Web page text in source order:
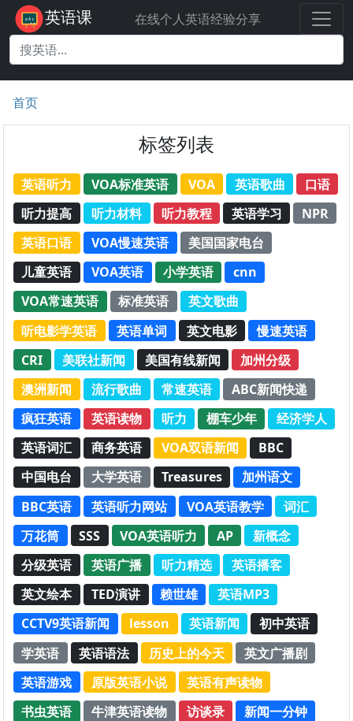
英语课 在线个人英语经验分享
首页
标签列表
英语听力 VOA标准英语 VOA 英语歌曲
口语
听力提高
听力材料 听力教程 英语学习
NPR
英语口语
VOA慢速英语
美国国家电台
儿童英语
VOA英语 小学英语
cnn
VOA常速英语
标准英语
英文歌曲
听电影学英语
英语单词 英文电影
慢速英语
CRI
美联社新闻 美国有线新闻
加州分级
澳洲新闻
流行歌曲 常速英语
ABC新闻快递
疯狂英语
英语读物 听力 棚车少年
经济学人
英语词汇
商务英语 VOA双语新闻
BBC
中国电台
大学英语 Treasures
加州语文
BBC英语
英语听力网站 VOA英语教学
词汇
万花筒
SSS VOA英语听力 AP
新概念
分级英语
英语广播 听力精选
英语播客
英文绘本
TED演讲 赖世雄
英语MP3
CCTV9英语新闻
lesson 英语新闻
初中英语
学英语
英语语法 历史上的今天
英文广播剧
英语游戏
原版英语小说
英语有声读物
书虫英语
牛津英语读物 访谈录
新闻一分钟